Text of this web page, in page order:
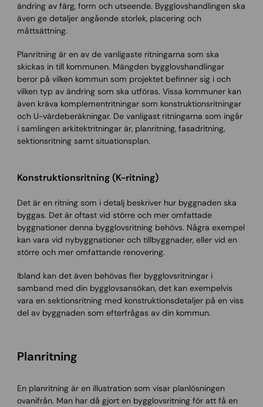
ändring av färg, form och utseende. Bygglovshandlingen ska
även ge detaljer angående storlek, placering och
måttsättning.
Planritning är en av de vanligaste ritningarna som ska
skickas in till kommunen. Mängden bygglovshandlingar
beror på vilken kommun som projektet befinner sig i och
vilken typ av ändring som ska utföras. Vissa kommuner kan
även kräva komplementritningar som konstruktionsritningar
och U-värdeberäkningar. De vanligast ritningarna som ingår
i samlingen arkitektritningar är, planritning, fasadritning,
sektionsritning samt situationsplan.
Konstruktionsritning (K-ritning)
Det är en ritning som i detalj beskriver hur byggnaden ska
byggas. Det är oftast vid större och mer omfattade
byggnationer denna bygglovsritning behövs. Några exempel
kan vara vid nybyggnationer och tillbyggnader, eller vid en
större och mer omfattande renovering.
Ibland kan det även behövas fler bygglovsritningar i
samband med din bygglovsansökan, det kan exempelvis
vara en sektionsritning med konstruktionsdetaljer på en viss
del av byggnaden som efterfrågas av din kommun.
Planritning
En planritning är en illustration som visar planlösningen
ovanifrån. Man har då gjort en bygglovsritning för att få en